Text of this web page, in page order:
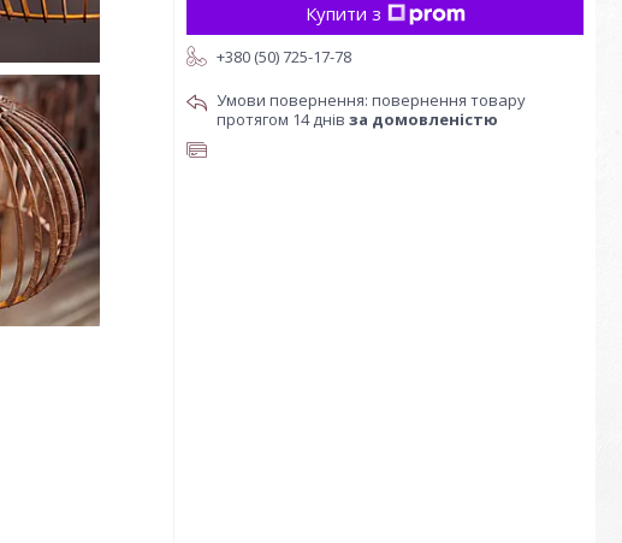
Купити з
+380 (50) 725-17-78
повернення товару
протягом 14 днів за домовленістю